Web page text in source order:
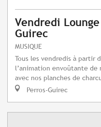
Vendredi
Guirec
MUSIQUE
Tous les vendredis à partir
l’animation envoûtante de
avec nos planches de
Perros-Guirec